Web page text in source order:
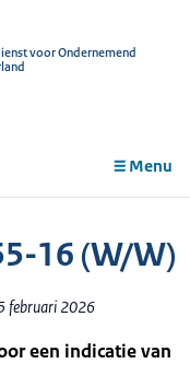
voor Ondernemend
Menu
16 (W/W)
februari 2026
een indicatie van